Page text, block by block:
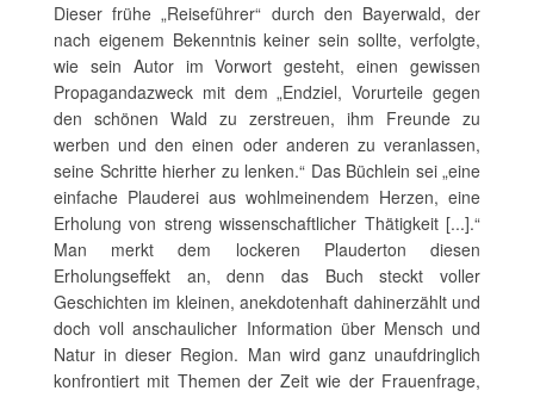
Dieser frühe „Reiseführer“ durch den Bayerwald, der
nach eigenem Bekenntnis keiner sein sollte, verfolgte,
wie sein Autor im Vorwort gesteht, einen gewissen
Propagandazweck mit dem „Endziel, Vorurteile gegen
den schönen Wald zu zerstreuen, ihm Freunde zu
werben und den einen oder anderen zu veranlassen,
seine Schritte hierher zu lenken.“ Das Büchlein sei „eine
einfache Plauderei aus wohlmeinendem Herzen, eine
Erholung von streng wissenschaftlicher Thätigkeit [...].“
Man merkt dem lockeren Plauderton diesen
Erholungseffekt an, denn das Buch steckt voller
Geschichten im kleinen, anekdotenhaft dahinerzählt und
doch voll anschaulicher Information über Mensch und
Natur in dieser Region. Man wird ganz unaufdringlich
konfrontiert mit Themen der Zeit wie der Frauenfrage,